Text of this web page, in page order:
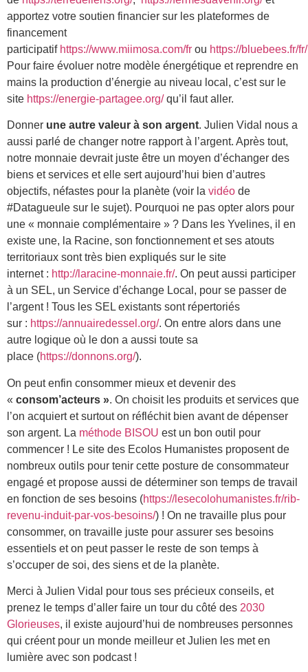
apportez votre soutien financier sur les plateformes de
financement
participatif https://www.miimosa.com/fr ou https://bluebees.fr/fr/
Pour faire évoluer notre modèle énergétique et reprendre en
mains la production d’énergie au niveau local, c’est sur le
site https://energie-partagee.org/qu’il faut aller.
Donner une autre valeur à son argent. Julien Vidal nous a
aussi parlé de changer notre rapport à l’argent. Après tout,
notre monnaie devrait juste être un moyen d’échanger des
biens et services et elle sert aujourd’hui bien d’autres
objectifs, néfastes pour la planète (voir la vidéo de
#Datagueule sur le sujet). Pourquoi ne pas opter alors pour
une « monnaie complémentaire » ? Dans les Yvelines, il en
existe une, la Racine, son fonctionnement et ses atouts
territoriaux sont très bien expliqués sur le site
internet : http://laracine-monnaie.fr/. On peut aussi participer
à un SEL, un Service d’échange Local, pour se passer de
l’argent ! Tous les SEL existants sont répertoriés
sur : https://annuairedessel.org/. On entre alors dans une
autre logique où le don a aussi toute sa
place (https://donnons.org/).
On peut enfin consommer mieux et devenir des
« consom’acteurs ». On choisit les produits et services que
l’on acquiert et surtout on réfléchit bien avant de dépenser
son argent. La méthode BISOU est un bon outil pour
commencer ! Le site des Ecolos Humanistes proposent de
nombreux outils pour tenir cette posture de consommateur
engagé et propose aussi de déterminer son temps de travail
en fonction de ses besoins (https://lesecolohumanistes.fr/rib-
revenu-induit-par-vos-besoins/) ! On ne travaille plus pour
consommer, on travaille juste pour assurer ses besoins
essentiels et on peut passer le reste de son temps à
s’occuper de soi, des siens et de la planète.
Merci à Julien Vidal pour tous ses précieux conseils, et
prenez le temps d’aller faire un tour du côté des 2030
Glorieuses, il existe aujourd’hui de nombreuses personnes
qui créent pour un monde meilleur et Julien les met en
lumière avec son podcast !